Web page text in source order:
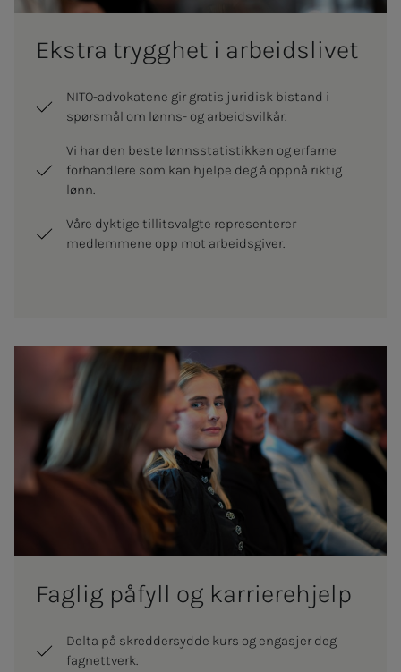
Eks­tra tryg­g­het i ar­­­beids­­­­­li­­­vet
NITO-advokatene gir gratis juridisk bistand i
spørsmål om lønns- og arbeidsvilkår.
Vi har den beste lønnsstatistikken og erfarne
forhandlere som kan hjelpe deg å oppnå riktig
lønn.
Våre dyktige tillitsvalgte representerer
medlemmene opp mot arbeidsgiver.
Fag­­­lig på­­­fyll og kar­rie­re­hjelp
Delta på skreddersydde kurs og engasjer deg
fagnettverk.